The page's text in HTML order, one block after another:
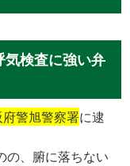
検査に強い弁
府警旭警察署に逮
の、腑に落ちない